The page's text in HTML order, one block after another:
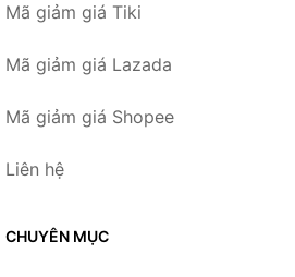
Mã giảm giá Tiki
Mã giảm giá Lazada
Mã giảm giá Shopee
Liên hệ
CHUYÊN MỤC